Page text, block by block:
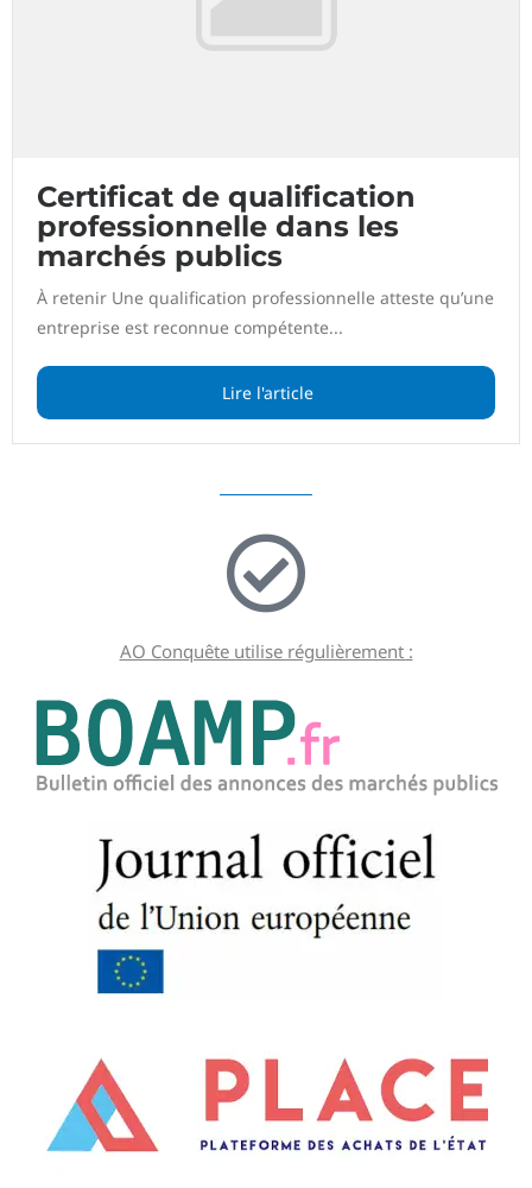
Certificat de qualification
professionnelle dans les
marchés publics
À retenir Une qualification professionnelle atteste qu’une
entreprise est reconnue compétente...
Lire l'article
AO Conquête utilise régulièrement :